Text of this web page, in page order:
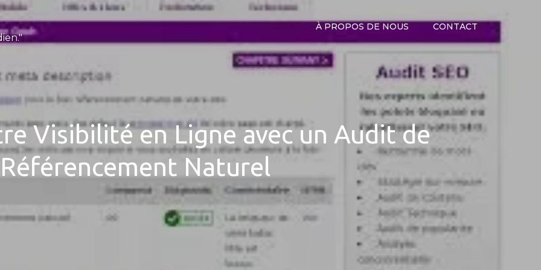
À PROPOS DE NOUS CONTACT
Visibilité en Ligne avec un Audit de
Référencement Naturel